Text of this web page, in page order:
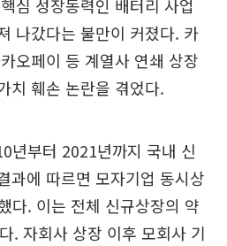
심 성장동력인 배터리 사업
나갔다는 불만이 커졌다. 카
오페이 등 계열사 연쇄 상장
치 훼손 논란을 겪었다.
년부터 2021년까지 국내 신
과에 따르면 모자기업 동시상
다. 이는 전체 신규상장의 약
. 자회사 상장 이후 모회사 기